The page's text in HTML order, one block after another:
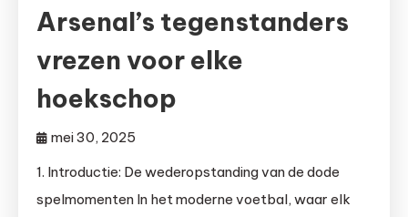
Arsenal’s tegenstanders
vrezen voor elke
hoekschop
mei 30, 2025
1. Introductie: De wederopstanding van de dode
spelmomenten In het moderne voetbal, waar elk